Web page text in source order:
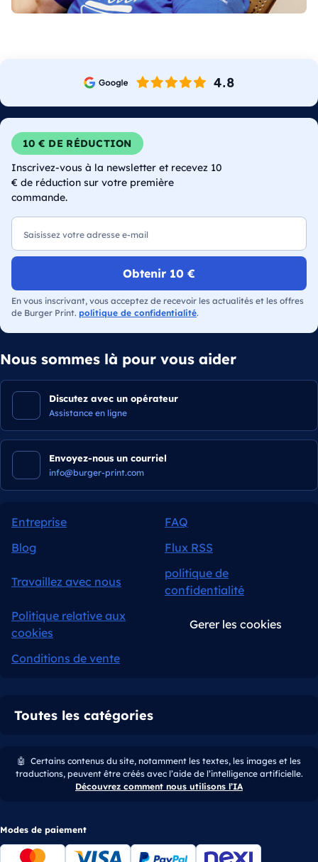
10 € DE RÉDUCTION
Inscrivez-vous à la newsletter et recevez 10
€ de réduction sur votre première
commande.
E-mail
Obtenir 10 €
En vous inscrivant, vous acceptez de recevoir les actualités et les offres
de Burger Print. politique de confidentialité.
Nous sommes là pour vous aider
Discutez avec un opérateur
Assistance en ligne
Envoyez-nous un courriel
info@burger-print.com
Entreprise
FAQ
Blog
Flux RSS
Travaillez avec nous
politique de
confidentialité
Politique relative aux
cookies
Gerer les cookies
Conditions de vente
Toutes les catégories
🤖 Certains contenus du site, notamment les textes, les images et les
traductions, peuvent être créés avec l’aide de l’intelligence artificielle.
Découvrez comment nous utilisons l’IA
Modes de paiement